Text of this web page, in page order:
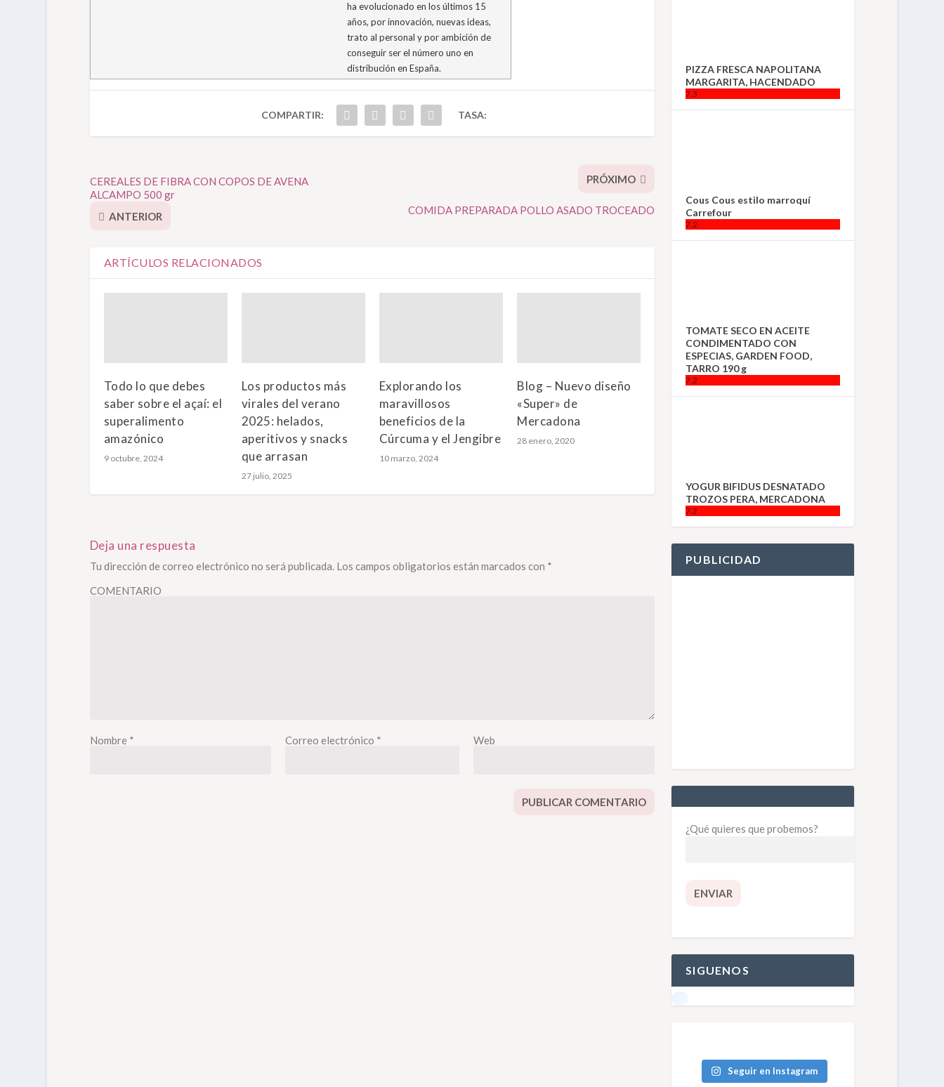
ha evolucionado en los últimos 15
años, por innovación, nuevas ideas,
trato al personal y por ambición de
conseguir ser el número uno en
distribución en España.
COMPARTIR: TASA:
CEREALES DE FIBRA CON COPOS DE AVENA
ALCAMPO 500 gr
ANTERIOR
PRÓXIMO
COMIDA PREPARADA POLLO ASADO TROCEADO
ARTÍCULOS RELACIONADOS
Todo lo que debes
saber sobre el açaí: el
superalimento
amazónico
9 octubre, 2024
Los productos más
virales del verano
2025: helados,
aperitivos y snacks
que arrasan
27 julio, 2025
Explorando los
maravillosos
beneficios de la
Cúrcuma y el Jengibre
10 marzo, 2024
Blog – Nuevo diseño
«Super» de
Mercadona
28 enero, 2020
Deja una respuesta
Tu dirección de correo electrónico no será publicada. Los campos obligatorios están marcados con *
COMENTARIO
Nombre * Correo electrónico * Web
PIZZA FRESCA NAPOLITANA
MARGARITA, HACENDADO
7.3
Cous Cous estilo marroquí
Carrefour
7.2
TOMATE SECO EN ACEITE
CONDIMENTADO CON
ESPECIAS, GARDEN FOOD,
TARRO 190 g
7.2
YOGUR BIFIDUS DESNATADO
TROZOS PERA, MERCADONA
7.2
PUBLICIDAD
¿Qué quieres que probemos?
SIGUENOS
Seguir en Instagram